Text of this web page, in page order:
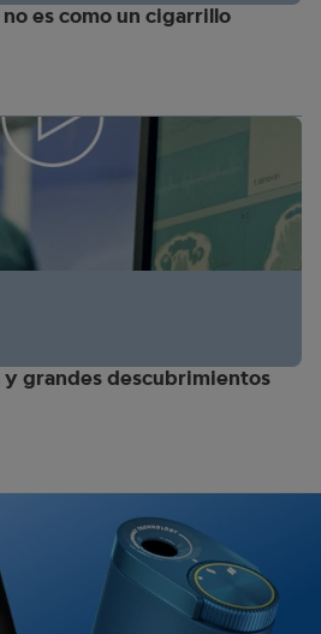
es como un cigarrillo
y grandes descubrimientos